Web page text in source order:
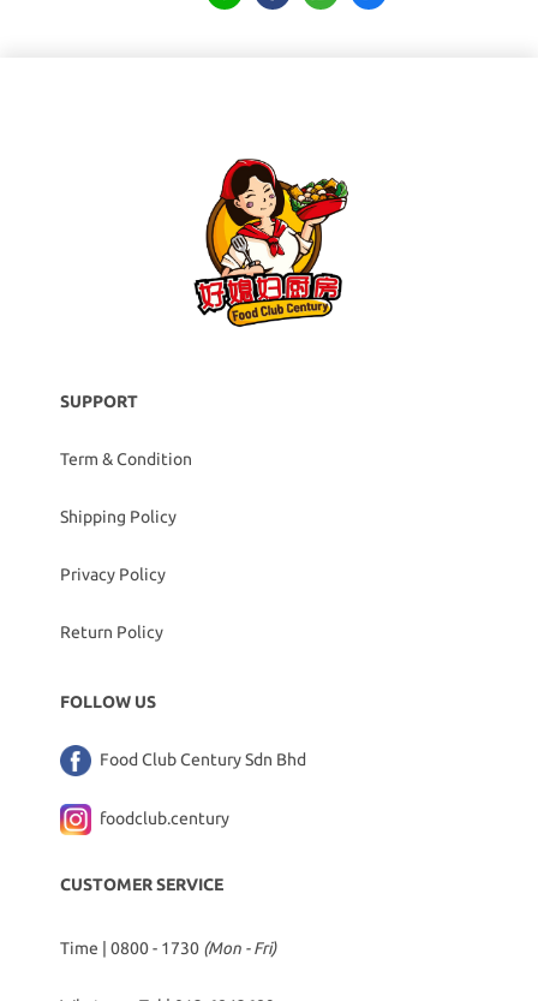
SUPPORT
Term & Condition
Shipping Policy
Privacy Policy
Return Policy
FOLLOW US
Food Club Century Sdn Bhd
foodclub.century
CUSTOMER SERVICE
Time | 0800 - 1730 (Mon - Fri)